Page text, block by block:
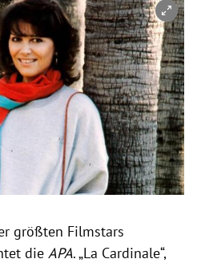
größten Filmstars
die APA. „La Cardinale“,